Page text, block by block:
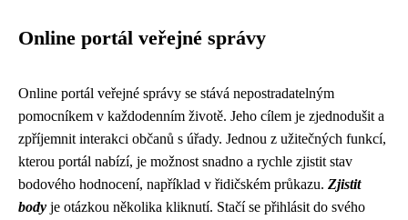
Online portál veřejné správy
Online portál veřejné správy se stává nepostradatelným
pomocníkem v každodenním životě. Jeho cílem je zjednodušit a
zpříjemnit interakci občanů s úřady. Jednou z užitečných funkcí,
kterou portál nabízí, je možnost snadno a rychle zjistit stav
bodového hodnocení, například v řidičském průkazu. Zjistit
body je otázkou několika kliknutí. Stačí se přihlásit do svého